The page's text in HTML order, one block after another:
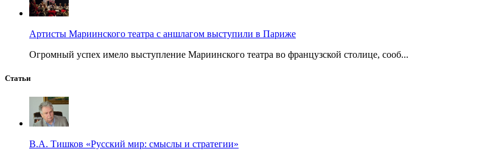
Артисты Мариинского театра с аншлагом выступили в Париже
Огромный успех имело выступление Мариинского театра во французской столице, сооб...
Статьи
В.А. Тишков «Русский мир: смыслы и стратегии»